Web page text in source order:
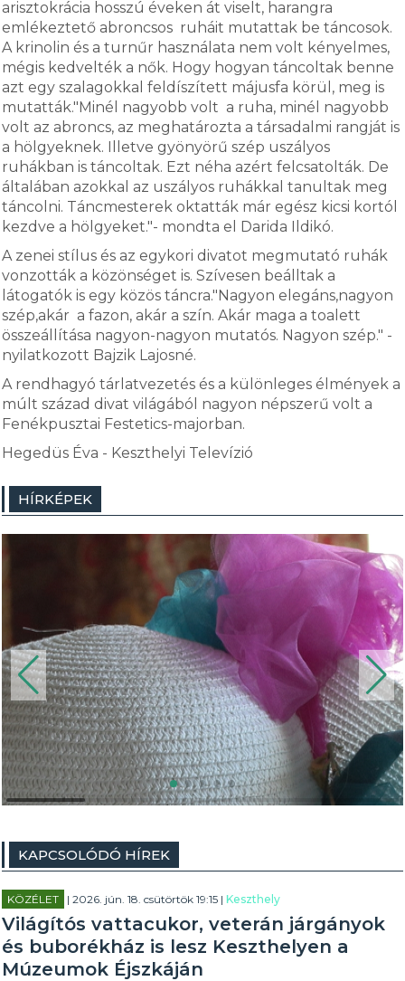
arisztokrácia hosszú éveken át viselt, harangra
emlékeztető abroncsos ruháit mutattak be táncosok.
A krinolin és a turnűr használata nem volt kényelmes,
mégis kedvelték a nők. Hogy hogyan táncoltak benne
azt egy szalagokkal feldíszített májusfa körül, meg is
mutatták."Minél nagyobb volt a ruha, minél nagyobb
volt az abroncs, az meghatározta a társadalmi rangját is
a hölgyeknek. Illetve gyönyörű szép uszályos
ruhákban is táncoltak. Ezt néha azért felcsatolták. De
általában azokkal az uszályos ruhákkal tanultak meg
táncolni. Táncmesterek oktatták már egész kicsi kortól
kezdve a hölgyeket."- mondta el Darida Ildikó.
A zenei stílus és az egykori divatot megmutató ruhák
vonzották a közönséget is. Szívesen beálltak a
látogatók is egy közös táncra."Nagyon elegáns,nagyon
szép,akár a fazon, akár a szín. Akár maga a toalett
összeállítása nagyon-nagyon mutatós. Nagyon szép." -
nyilatkozott Bajzik Lajosné.
A rendhagyó tárlatvezetés és a különleges élmények a
múlt század divat világából nagyon népszerű volt a
Fenékpusztai Festetics-majorban.
Hegedüs Éva - Keszthelyi Televízió
HÍRKÉPEK
KAPCSOLÓDÓ HÍREK
KÖZÉLET | 2026. jún. 18. csütörtök 19:15 |Keszthely
Világítós vattacukor, veterán járgányok
és buborékház is lesz Keszthelyen a
Múzeumok Éjszkáján